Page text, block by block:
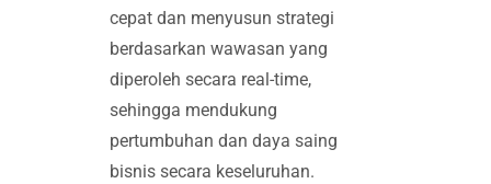
cepat dan menyusun strategi
berdasarkan wawasan yang
diperoleh secara real-time,
sehingga mendukung
pertumbuhan dan daya saing
bisnis secara keseluruhan.